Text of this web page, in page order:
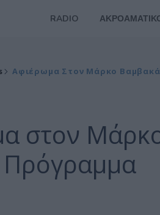
RADIO
Αφιέρωμα Στον Μάρκο
στον
Πρόγραμμα